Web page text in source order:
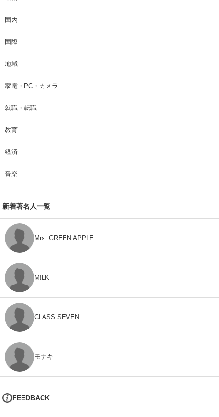
国内
国際
地域
家電・PC・カメラ
就職・転職
教育
経済
音楽
新着著名人一覧
Mrs. GREEN APPLE
M!LK
CLASS SEVEN
モナキ
FEEDBACK